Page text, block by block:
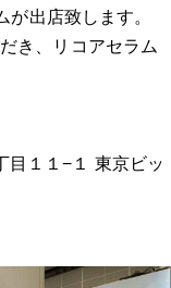
出店致します。
き、リコアセラム
目１１−１ 東京ビッ